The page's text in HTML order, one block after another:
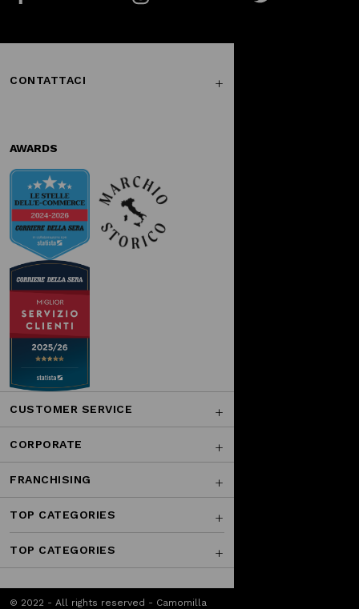
CONTATTACI
AWARDS
CUSTOMER SERVICE
CORPORATE
FRANCHISING
TOP CATEGORIES
TOP CATEGORIES
© 2022 - All rights reserved - Camomilla